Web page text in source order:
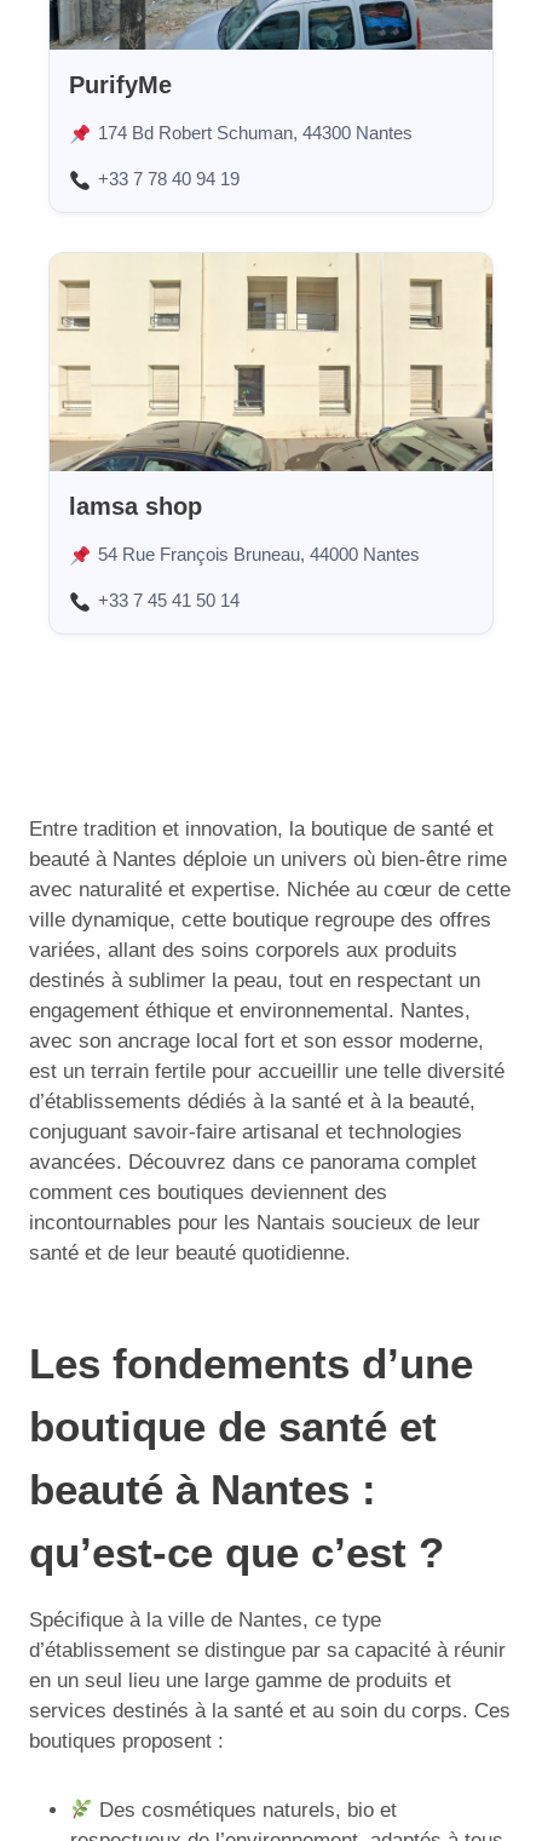
PurifyMe
174 Bd Robert Schuman, 44300 Nantes
+33 7 78 40 94 19
lamsa shop
54 Rue François Bruneau, 44000 Nantes
+33 7 45 41 50 14
Entre tradition et innovation, la boutique de santé et
beauté à Nantes déploie un univers où bien-être rime
avec naturalité et expertise. Nichée au cœur de cette
ville dynamique, cette boutique regroupe des offres
variées, allant des soins corporels aux produits
destinés à sublimer la peau, tout en respectant un
engagement éthique et environnemental. Nantes,
avec son ancrage local fort et son essor moderne,
est un terrain fertile pour accueillir une telle diversité
d’établissements dédiés à la santé et à la beauté,
conjuguant savoir-faire artisanal et technologies
avancées. Découvrez dans ce panorama complet
comment ces boutiques deviennent des
incontournables pour les Nantais soucieux de leur
santé et de leur beauté quotidienne.
Les fondements d’une
boutique de santé et
beauté à Nantes :
qu’est-ce que c’est ?
Spécifique à la ville de Nantes, ce type
d’établissement se distingue par sa capacité à réunir
en un seul lieu une large gamme de produits et
services destinés à la santé et au soin du corps. Ces
boutiques proposent :
Des cosmétiques naturels, bio et